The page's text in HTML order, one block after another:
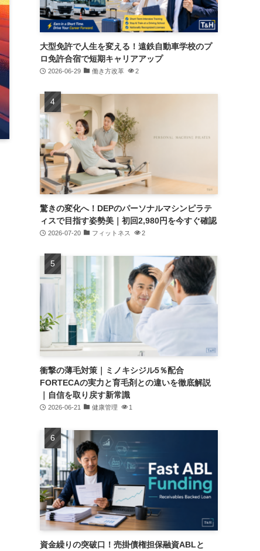
大型免許で人生を変える！遠鉄自動車学校のプ
ロ免許合宿で短期キャリアアップ
2026-06-29 働き方改革 2
驚きの変化へ！DEPのパーソナルマシンピラテ
ィスで目指す姿勢美｜初回2,980円を今すぐ確認
2026-07-20 フィットネス 2
衝撃の薄毛対策｜ミノキシジル5％配合
FORTECAの実力と育毛剤との違いを徹底解説
｜自信を取り戻す新常識
2026-06-21 健康管理 1
資金繰りの突破口！売掛債権担保融資ABLと